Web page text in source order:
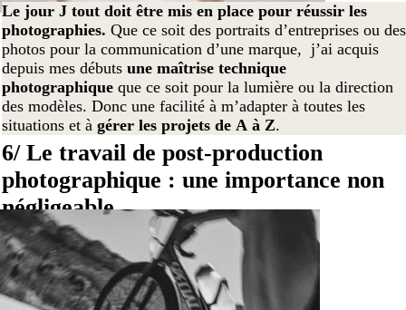
Le jour J tout doit être mis en place pour réussir les
photographies. Que ce soit des portraits d’entreprises ou des
photos pour la communication d’une marque, j’ai acquis
depuis mes débuts une maîtrise technique
photographique que ce soit pour la lumière ou la direction
des modèles. Donc une facilité à m’adapter à toutes les
situations et à gérer les projets de A à Z.
6/ Le travail de post-production
photographique : une importance non
négligeable